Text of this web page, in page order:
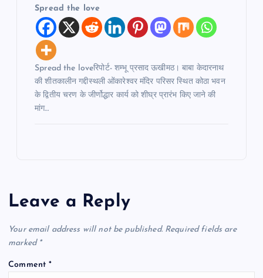
Spread the love
Spread the loveरिपोर्ट- शम्भू प्रसाद ऊखीमठ। बाबा केदारनाथ
की शीतकालीन गद्दीस्थली ओंकारेश्वर मंदिर परिसर स्थित कोठा भवन
के द्वितीय चरण के जीर्णोद्धार कार्य को शीघ्र प्रारंभ किए जाने की
मांग…
Leave a Reply
Your email address will not be published. Required fields are
marked *
Comment*